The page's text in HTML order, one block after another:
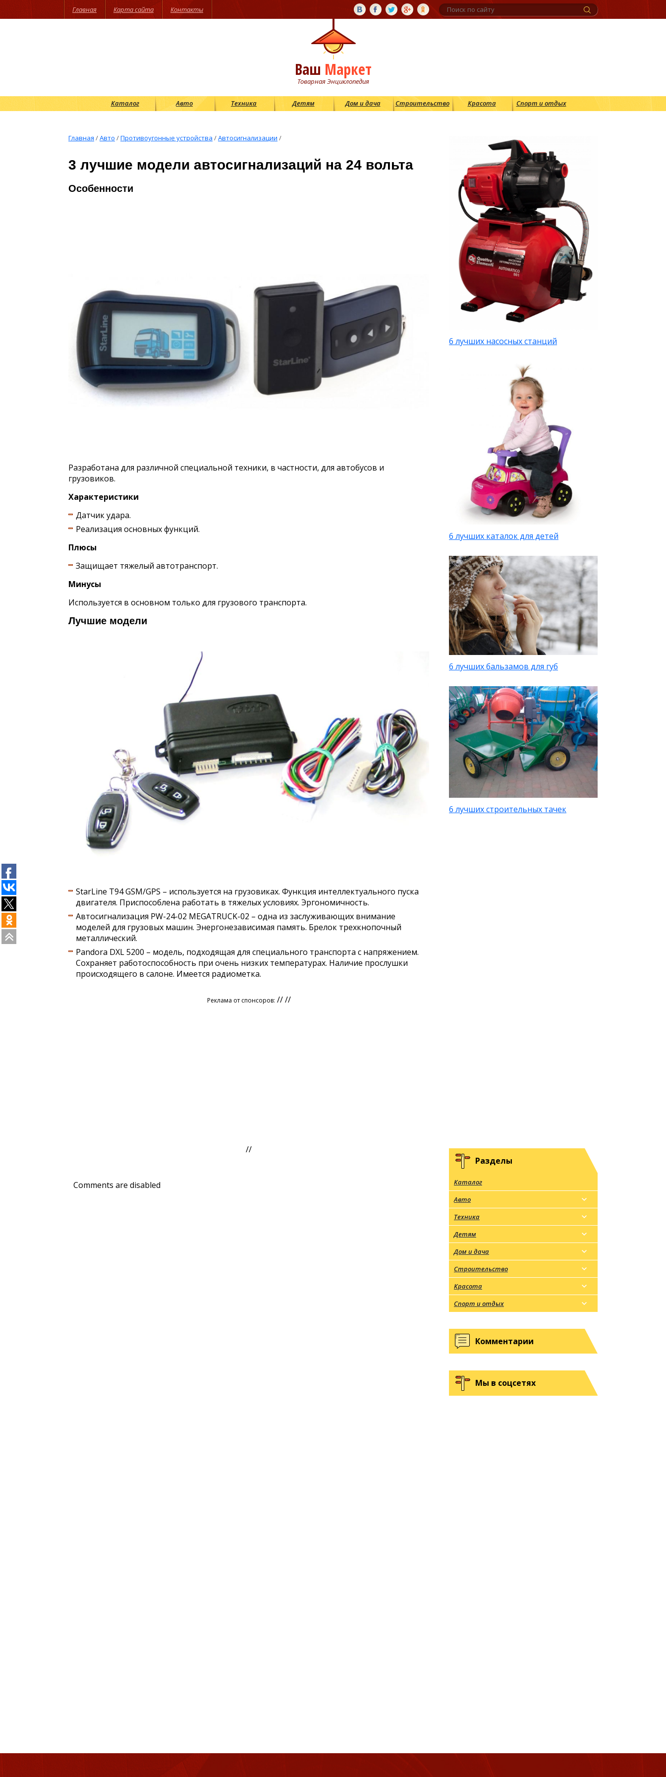
Главная Карта сайта Контакты
Ваш Маркет
Товарная Энциклопедия
Каталог Авто Техника Детям Дом и дача Строительство Красота Спорт и отдых
Главная /Авто /Противоугонные устройства /Автосигнализации /
3 лучшие модели автосигнализаций на 24 вольта
Особенности
Разработана для различной специальной техники, в частности, для автобусов и
грузовиков.
Характеристики
Датчик удара.
Реализация основных функций.
Плюсы
Защищает тяжелый автотранспорт.
Минусы
Используется в основном только для грузового транспорта.
Лучшие модели
StarLine T94 GSM/GPS – используется на грузовиках. Функция интеллектуального пуска
двигателя. Приспособлена работать в тяжелых условиях. Эргономичность.
Автосигнализация PW-24-02 MEGATRUCK-02 – одна из заслуживающих внимание
моделей для грузовых машин. Энергонезависимая память. Брелок трехкнопочный
металлический.
Pandora DXL 5200 – модель, подходящая для специального транспорта с напряжением.
Сохраняет работоспособность при очень низких температурах. Наличие прослушки
происходящего в салоне. Имеется радиометка.
Реклама от спонсоров: // //
//
Comments are disabled
6 лучших насосных станций
6 лучших каталок для детей
6 лучших бальзамов для губ
6 лучших строительных тачек
Разделы
Каталог
Авто
Техника
Детям
Дом и дача
Строительство
Красота
Спорт и отдых
Комментарии
Мы в соцсетях